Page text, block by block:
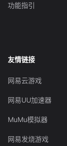
功能指引
友情链接
网易云游戏
网易UU加速器
MuMu模拟器
网易发烧游戏